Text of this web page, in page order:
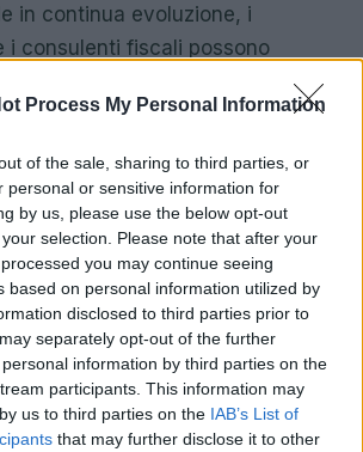
Process My Personal Information
of the sale, sharing to third parties, or
personal or sensitive information for
by us, please use the below opt-out
selection. Please note that after your
you may continue seeing
based on personal information utilized by
disclosed to third parties prior to
separately opt-out of the further
information by third parties on the
participants. This information may
us to third parties on the IAB’s List of
that may further disclose it to other
in continua evoluzione, i
i consulenti fiscali possono
non solo uno strumento, ma un
per affrontare le sfide
faccia la differenza per i nostri
futuro professionale.